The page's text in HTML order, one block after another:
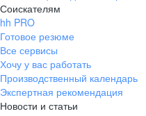
Соискателям
hh PRO
Готовое резюме
Все сервисы
Хочу у вас работать
Производственный календарь
Экспертная рекомендация
Новости и статьи